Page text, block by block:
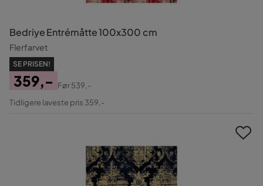
Bedriye Entrémåtte 100x300 cm
Flerfarvet
SE PRISEN!
Pris
359,-
Original
Før539,-
Tidligere laveste pris 359,-